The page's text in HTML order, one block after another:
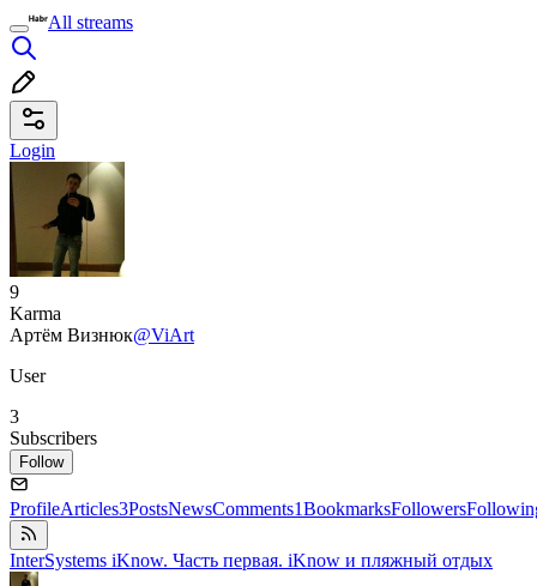
All streams
Login
9
Karma
Артём Визнюк@ViArt
User
3
Subscribers
Follow
ProfileArticles3PostsNewsComments1BookmarksFollowers
InterSystems iKnow. Часть первая. iKnow и пляжный отдых